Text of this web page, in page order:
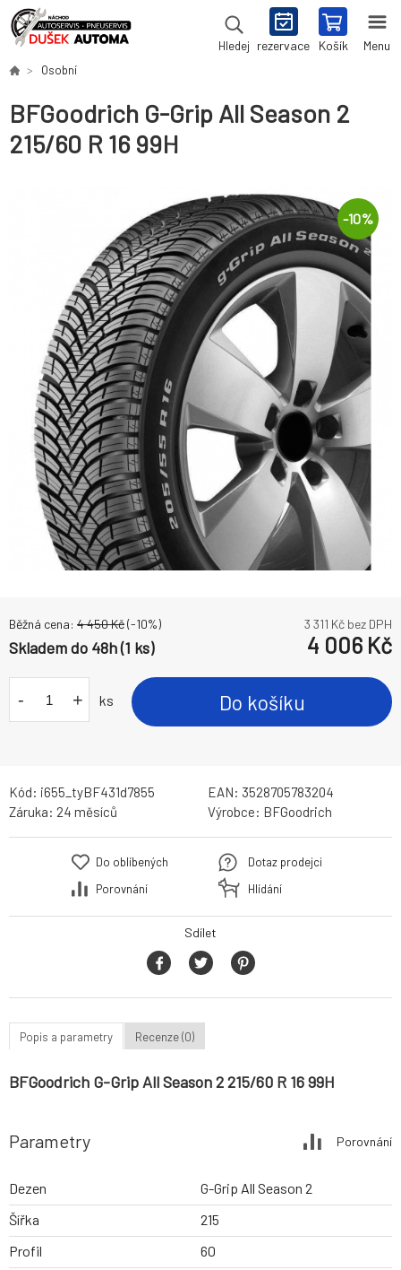
Hledej rezervace Košík Menu
Osobní
BFGoodrich G-Grip All Season 2
215/60 R 16 99H
-10%
Běžná cena: 4 450Kč(-10%) 3 311 Kč bez DPH
Skladem do 48h (1 ks) 4 006 Kč
- + ks Do košíku
Kód: i655_tyBF431d7855 EAN: 3528705783204
Záruka: 24 měsíců Výrobce: BFGoodrich
Do oblíbených
Porovnání
Dotaz prodejci
Hlídání
Sdílet
Popis a parametry Recenze (0)
BFGoodrich G-Grip All Season 2 215/60 R 16 99H
Parametry Porovnání
Dezen
G-Grip All Season 2
Šířka
215
Profil
60